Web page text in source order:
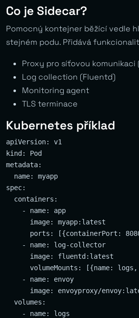
Co je Sidecar?
Pomocný kontejner běžící vedle
stejném podu. Přidává
Proxy pro síťovou komunikaci
Log collection (Fluentd)
Monitoring agent
TLS terminace
Kubernetes příklad
apiVersion: v1
kind: Pod
metadata:
  name: myapp
spec:
  containers:
    - name: app
      image: myapp:latest
ports: [{containerPort:
    - name: log-collector
      image: fluentd:latest
volumeMounts: [{name:
    - name: envoy
image: envoyproxy/
  volumes:
    - name: logs